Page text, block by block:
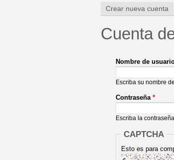
Solapas
Crear nueva cuenta
Cuenta
Nombre de
Escriba su nombre
Contraseña *
Escriba la
CAPTCHA
Esto es para